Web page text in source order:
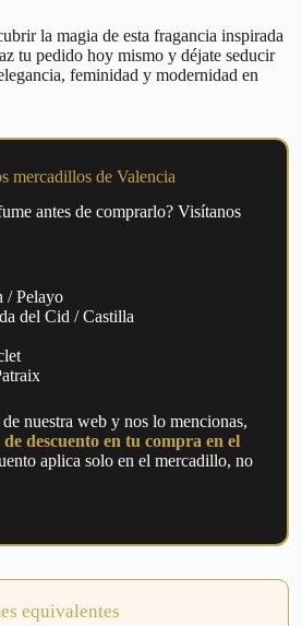
la magia de esta fragancia inspirada
tu pedido hoy mismo y déjate seducir
feminidad y modernidad en
mercadillos de Valencia
antes de comprarlo? Visítanos
/ Pelayo
del Cid / Castilla
nuestra web y nos lo mencionas,
descuento en tu compra en el
aplica solo en el mercadillo, no
equivalentes